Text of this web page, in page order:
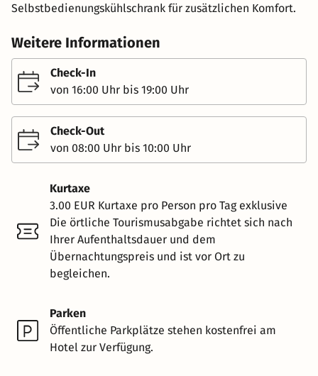
Selbstbedienungskühlschrank für zusätzlichen Komfort.
Weitere Informationen
Check-In
von 16:00 Uhr bis 19:00 Uhr
Check-Out
von 08:00 Uhr bis 10:00 Uhr
Kurtaxe
3.00 EUR Kurtaxe pro Person pro Tag exklusive
Die örtliche Tourismusabgabe richtet sich nach
Ihrer Aufenthaltsdauer und dem
Übernachtungspreis und ist vor Ort zu
begleichen.
Parken
Öffentliche Parkplätze stehen kostenfrei am
Hotel zur Verfügung.